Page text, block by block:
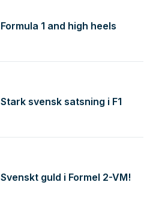
Formula 1 and high heels
Stark svensk satsning i F1
Svenskt guld i Formel 2-VM!